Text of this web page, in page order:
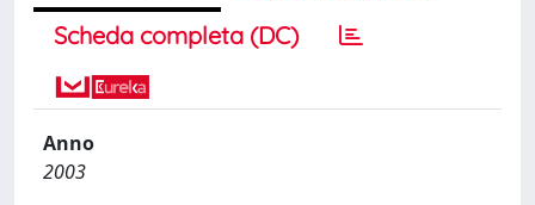
Scheda completa (DC)
Anno
2003